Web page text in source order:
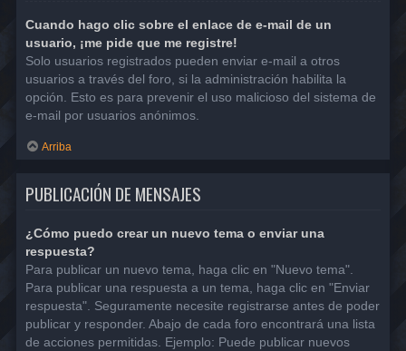
Cuando hago clic sobre el enlace de e-mail de un
usuario, ¡me pide que me registre!
Solo usuarios registrados pueden enviar e-mail a otros
usuarios a través del foro, si la administración habilita la
opción. Esto es para prevenir el uso malicioso del sistema de
e-mail por usuarios anónimos.
Arriba
PUBLICACIÓN DE MENSAJES
¿Cómo puedo crear un nuevo tema o enviar una
respuesta?
Para publicar un nuevo tema, haga clic en "Nuevo tema".
Para publicar una respuesta a un tema, haga clic en "Enviar
respuesta". Seguramente necesite registrarse antes de poder
publicar y responder. Abajo de cada foro encontrará una lista
de acciones permitidas. Ejemplo: Puede publicar nuevos